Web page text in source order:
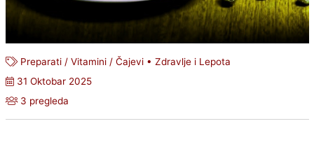
Preparati / Vitamini / Čajevi• Zdravlje i Lepota
31 Oktobar 2025
3 pregleda